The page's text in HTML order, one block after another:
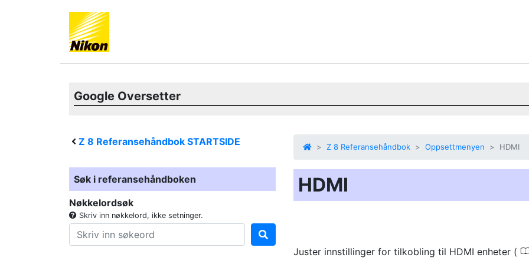
Google Oversetter
Z 8 Referansehåndbok STARTSIDE
Søk i referansehåndboken
Nøkkelordsøk
Skriv inn nøkkelord, ikke setninger.
Z 8 Referansehåndbok Oppsettmenyen HDMI
HDMI
Juster innstillinger for tilkobling til HDMI enheter (